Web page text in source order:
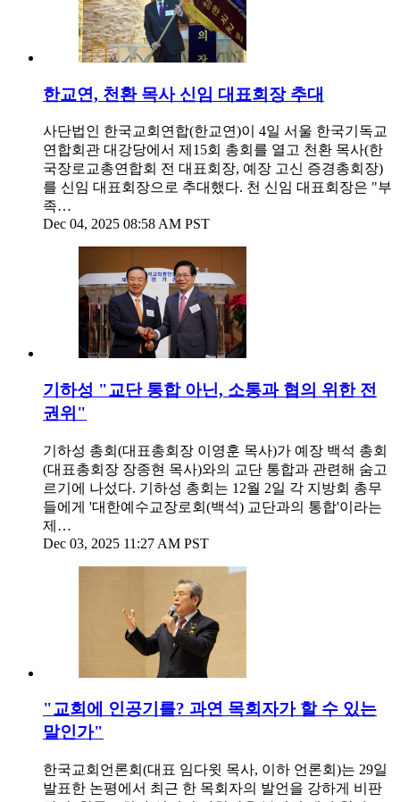
한교연, 천환 목사 신임 대표회장 추대
사단법인 한국교회연합(한교연)이 4일 서울 한국기독교
연합회관 대강당에서 제15회 총회를 열고 천환 목사(한
국장로교총연합회 전 대표회장, 예장 고신 증경총회장)
를 신임 대표회장으로 추대했다. 천 신임 대표회장은 "부
족…
Dec 04, 2025 08:58 AM PST
기하성 "교단 통합 아닌, 소통과 협의 위한 전
권위"
기하성 총회(대표총회장 이영훈 목사)가 예장 백석 총회
(대표총회장 장종현 목사)와의 교단 통합과 관련해 숨고
르기에 나섰다. 기하성 총회는 12월 2일 각 지방회 총무
들에게 '대한예수교장로회(백석) 교단과의 통합'이라는
제…
Dec 03, 2025 11:27 AM PST
"교회에 인공기를? 과연 목회자가 할 수 있는
말인가"
한국교회언론회(대표 임다윗 목사, 이하 언론회)는 29일
발표한 논평에서 최근 한 목회자의 발언을 강하게 비판